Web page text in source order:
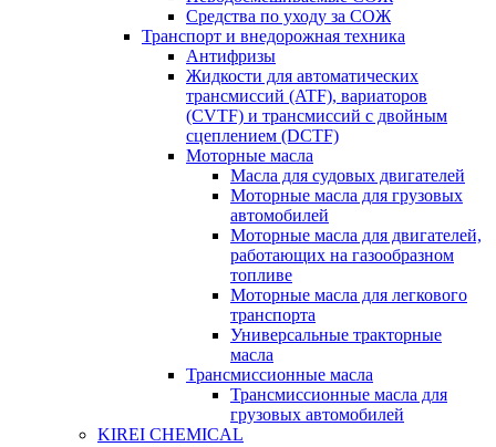
Средства по уходу за СОЖ
Транспорт и внедорожная техника
Антифризы
Жидкости для автоматических
трансмиссий (ATF), вариаторов
(CVTF) и трансмиссий с двойным
сцеплением (DCTF)
Моторные масла
Масла для судовых двигателей
Моторные масла для грузовых
автомобилей
Моторные масла для двигателей,
работающих на газообразном
топливе
Моторные масла для легкового
транспорта
Универсальные тракторные
масла
Трансмиссионные масла
Трансмиссионные масла для
грузовых автомобилей
KIREI CHEMICAL